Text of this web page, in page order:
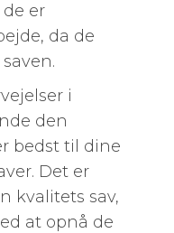
er
da de
i
den
bedst til dine
Det er
kvalitets sav,
at opnå de